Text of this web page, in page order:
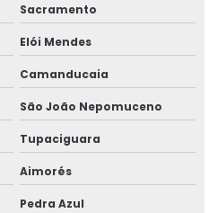
De Pontes Rolantes
Motorizado
rolantes
Sacramento
Elói Mendes
Camanducaia
São João Nepomuceno
Tupaciguara
Aimorés
Pedra Azul